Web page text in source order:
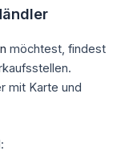
möchtest, findest
mit Karte und